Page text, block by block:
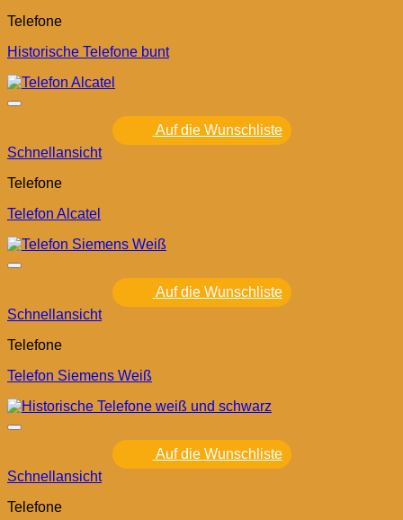
Telefone
Historische Telefone bunt
Auf die Wunschliste
Schnellansicht
Telefone
Telefon Alcatel
Auf die Wunschliste
Schnellansicht
Telefone
Telefon Siemens Weiß
Auf die Wunschliste
Schnellansicht
Telefone